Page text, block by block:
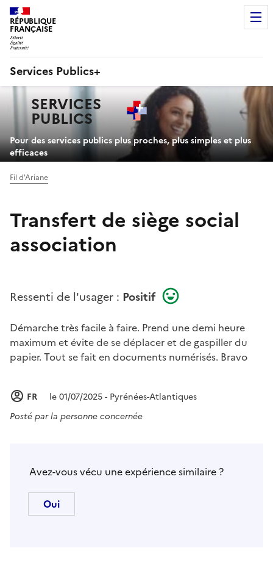
RÉPUBLIQUE
FRANÇAISE
Services Publics+
principaleSERVICES
PUBLICS+
Pour des services publics plus proches, plus simples et plus
efficaces
Fil d'Ariane
Transfert de siège social
association
Ressenti de l'usager : Positif
Démarche très facile à faire. Prend une demi heure
maximum et évite de se déplacer et de gaspiller du
papier. Tout se fait en documents numérisés. Bravo
FR
le 01/07/2025 - Pyrénées-Atlantiques
Posté parla personne concernée
Avez-vous vécu une expérience similaire ?